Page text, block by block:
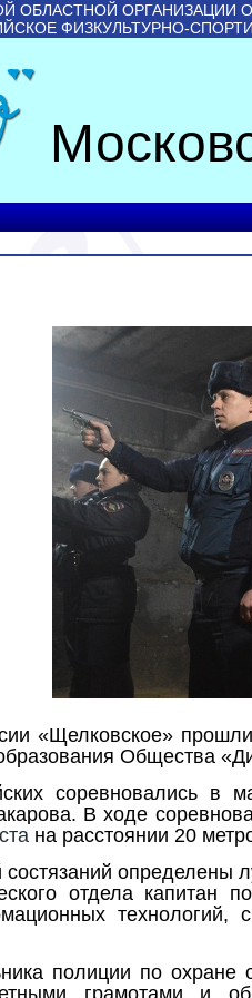
ОБЛАСТНОЙ ОРГАНИЗАЦИИ
ФИЗКУЛЬТУРНО-
«Щелковское» прошли
Общества
соревновались в
В ходе
на расстоянии 20
определены
отдела
полиции по охране